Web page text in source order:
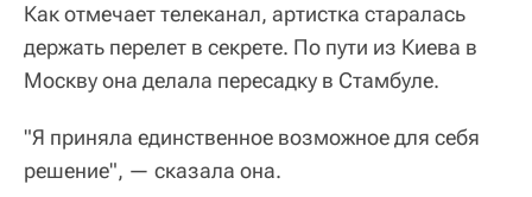
Как отмечает телеканал, артистка старалась
держать перелет в секрете. По пути из Киева в
Москву она делала пересадку в Стамбуле.
"Я приняла единственное возможное для себя
решение", — сказала она.